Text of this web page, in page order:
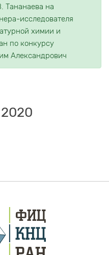
Тананаева на
исследователя
химии и
по конкурсу
Александрович